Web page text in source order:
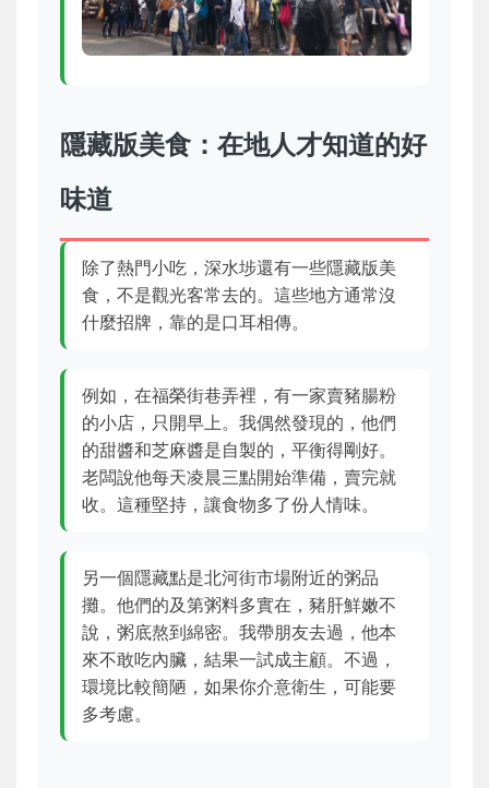
隱藏版美食：在地人才知道的好
味道
除了熱門小吃，深水埗還有一些隱藏版美
食，不是觀光客常去的。這些地方通常沒
什麼招牌，靠的是口耳相傳。
例如，在福榮街巷弄裡，有一家賣豬腸粉
的小店，只開早上。我偶然發現的，他們
的甜醬和芝麻醬是自製的，平衡得剛好。
老闆說他每天凌晨三點開始準備，賣完就
收。這種堅持，讓食物多了份人情味。
另一個隱藏點是北河街市場附近的粥品
攤。他們的及第粥料多實在，豬肝鮮嫩不
說，粥底熬到綿密。我帶朋友去過，他本
來不敢吃內臟，結果一試成主顧。不過，
環境比較簡陋，如果你介意衛生，可能要
多考慮。